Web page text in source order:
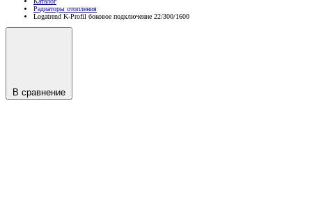
Радиаторы отопления
Logatrend K-Profil боковое подключение 22/300/1600
В сравнение